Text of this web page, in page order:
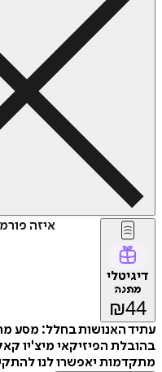
איזה
דיגיטלי
מתנה
₪44
עתיד האנושות בחלל: מסע
בהובלת הפיזיקאי מיצ'יו
מתקדמות יאפשרו לנו